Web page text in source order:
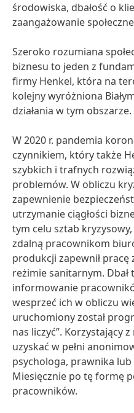
środowiska, dbałość o
zaangażowanie
Szeroko rozumiana
biznesu to jeden z
firmy Henkel, która na
kolejny wyróżniona
działania w tym obszarze.
W 2020 r. pandemia
czynnikiem, który także
szybkich i trafnych
problemów. W obliczu
zapewnienie
utrzymanie ciągłości
tym celu sztab
zdalną pracownikom
produkcji zapewnił pracę
reżimie sanitarnym.
informowanie
wesprzeć ich w obliczu
uruchomiony został
nas liczyć”. Korzystający
uzyskać w pełni
psychologa, prawnika
Miesięcznie po tę formę
pracowników.